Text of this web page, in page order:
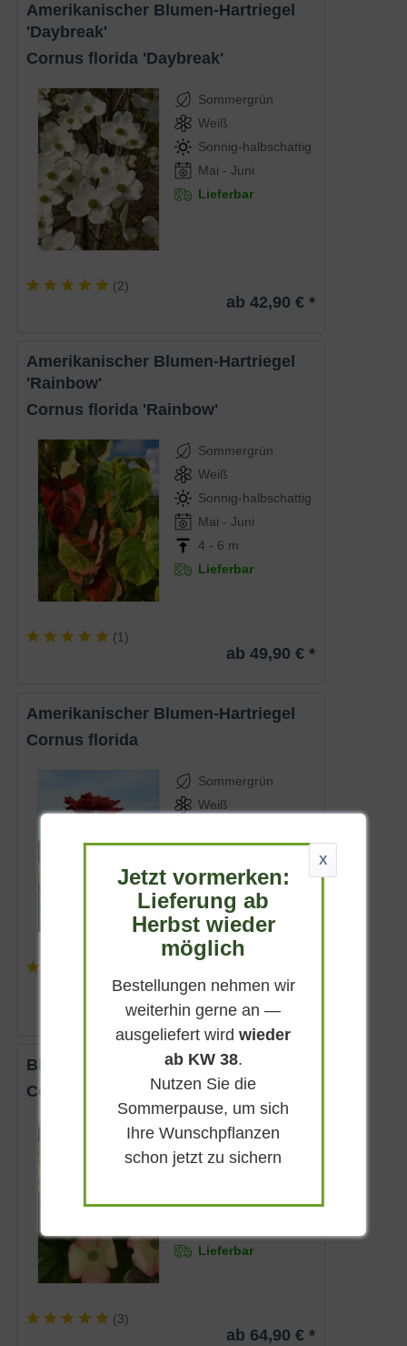
Amerikanischer Blumen-Hartriegel
'Daybreak'
Cornus florida 'Daybreak'
Sommergrün
Weiß
Sonnig-halbschattig
Mai - Juni
Lieferbar
(2)
ab 42,90 € *
Amerikanischer Blumen-Hartriegel
'Rainbow'
Cornus florida 'Rainbow'
Sommergrün
Weiß
Sonnig-halbschattig
Mai - Juni
4 - 6 m
Lieferbar
(1)
ab 49,90 € *
Amerikanischer Blumen-Hartriegel
Cornus florida
Sommergrün
Weiß
4 - 6 m
Lieferbar
ab 32,90 € *
Blumen-Hartriegel 'Stellar Pink'
Cornus rutgersensis 'Stellar Pink ®'
Sommergrün
Gelb-rosa
Mai - Juni
Lieferbar
(3)
ab 64,90 € *
X
Jetzt vormerken:
Lieferung ab
Herbst wieder
möglich
Bestellungen nehmen wir
weiterhin gerne an —
ausgeliefert wirdwieder
ab KW 38.
Nutzen Sie die
Sommerpause, um sich
Ihre Wunschpflanzen
schon jetzt zu sichern